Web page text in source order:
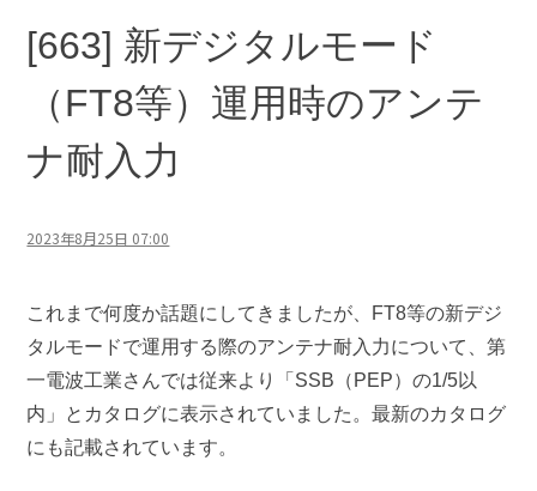
[663] 新デジタルモード
（FT8等）運用時のアンテ
ナ耐入力
2023年8月25日 07:00
これまで何度か話題にしてきましたが、FT8等の新デジ
タルモードで運用する際のアンテナ耐入力について、第
一電波工業さんでは従来より「SSB（PEP）の1/5以
内」とカタログに表示されていました。最新のカタログ
にも記載されています。